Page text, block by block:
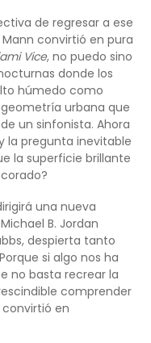
de regresar a ese
convirtió en pura
Vice, no puedo sino
donde los
húmedo como
geometría urbana que
un sinfonista. Ahora
la pregunta inevitable
la superficie brillante
una nueva
B. Jordan
despierta tanto
si algo nos ha
no basta recrear la
comprender
en